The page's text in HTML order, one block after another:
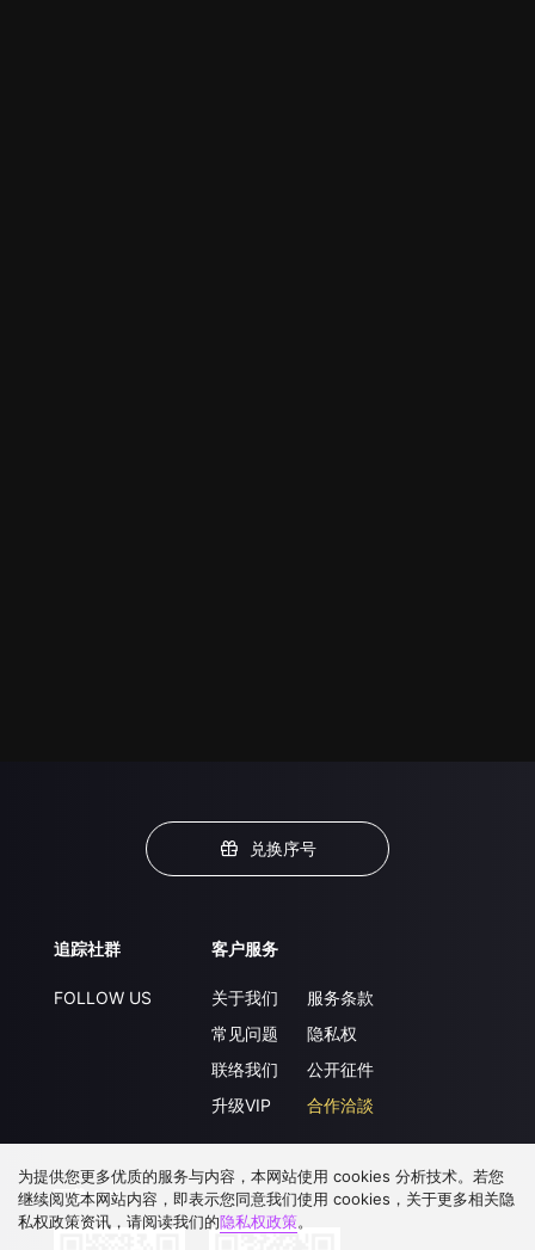
兑换序号
追踪社群
FOLLOW US
客户服务
关于我们
常见问题
联络我们
升级VIP
服务条款
隐私权
公开征件
合作洽談
下载 APP
为提供您更多优质的服务与内容，本网站使用 cookies 分析技术。若您
继续阅览本网站内容，即表示您同意我们使用 cookies，关于更多相关隐
私权政策资讯，请阅读我们的隐私权政策。